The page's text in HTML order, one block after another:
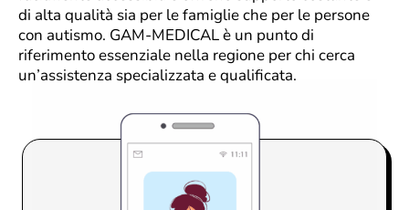
di alta qualità sia per le famiglie che per le persone
con autismo. GAM-MEDICAL è un punto di
riferimento essenziale nella regione per chi cerca
un’assistenza specializzata e qualificata.